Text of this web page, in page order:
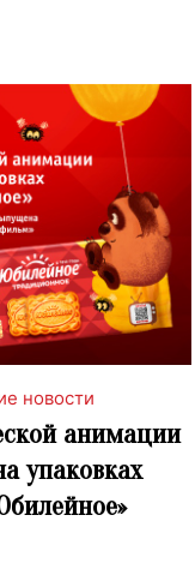
новости
анимации
упаковках